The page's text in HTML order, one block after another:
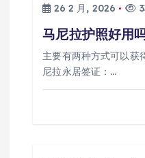
26 2 月, 2026
马尼拉护照好用
主要有两种方式可以获
尼拉永居签证：…